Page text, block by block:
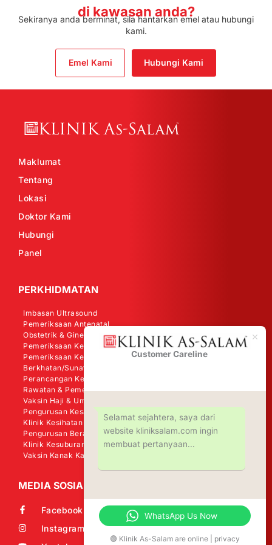
di kawasan anda?
Sekiranya anda berminat, sila hantarkan emel atau hubungi
kami.
Emel Kami Hubungi Kami
Maklumat
Tentang
Lokasi
Doktor Kami
Hubungi
Panel
PERKHIDMATAN
Imbasan Ultrasound
Pemeriksaan Antenatal
Obstetrik & Ginekologi
Pemeriksaan Kesihatan Wanita
Pemeriksaan Kesihatan Lelaki
Berkhatan/Sunat
Perancangan Keluarga
Rawatan & Pemeriksaan Kanser
Vaksin Haji & Umrah
Pengurusan Kesakitan
Klinik Kesihatan Perkerjaan (OHD)
Pengurusan Berat Badan - Shape Me
Klinik Kesuburan
Vaksin Kanak Kanak (KKM)
MEDIA SOSIAL
Facebook
Instagram
Customer Careline
Selamat sejahtera, saya dari
website kliniksalam.com ingin
membuat pertanyaan...
WhatsApp Us Now
🟢 Klinik As-Salam are online | privacy